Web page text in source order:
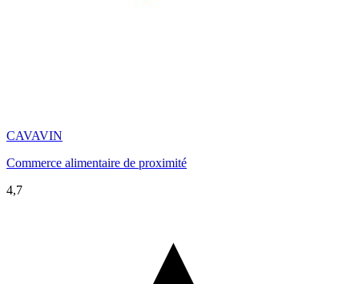
CAVAVIN
Commerce alimentaire de proximité
4,7